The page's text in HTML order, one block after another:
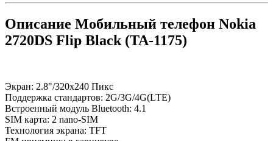
Описание Мобильный телефон Nokia
2720DS Flip Black (TA-1175)
Экран: 2.8"/320x240 Пикс
Поддержка стандартов: 2G/3G/4G(LTE)
Встроенный модуль Bluetooth: 4.1
SIM карта: 2 nano-SIM
Технология экрана: TFT